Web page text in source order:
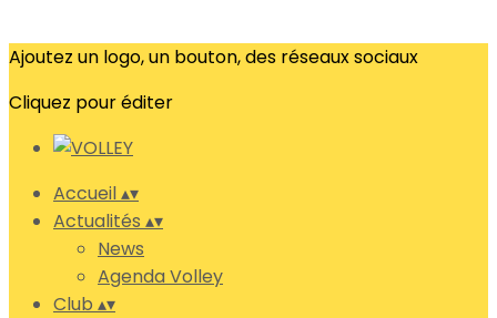
Ajoutez un logo, un bouton, des réseaux sociaux
Cliquez pour éditer
Accueil▴▾
Actualités ▴▾
News
Agenda Volley
Club ▴▾